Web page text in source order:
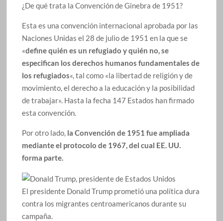
¿De qué trata la Convención de Ginebra de 1951?
Esta es una convención internacional aprobada por las
Naciones Unidas el 28 de julio de 1951 en la que se
«define quién es un refugiado y quién no, se
especifican los derechos humanos fundamentales de
los refugiados«, tal como «la libertad de religión y de
movimiento, el derecho a la educación y la posibilidad
de trabajar». Hasta la fecha 147 Estados han firmado
esta convención.
Por otro lado, la Convención de 1951 fue ampliada
mediante el protocolo de 1967, del cual EE. UU.
forma parte.
El presidente Donald Trump prometió una política dura
contra los migrantes centroamericanos durante su
campaña.